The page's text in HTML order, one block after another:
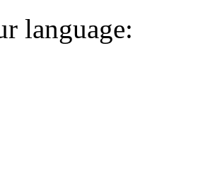
language: